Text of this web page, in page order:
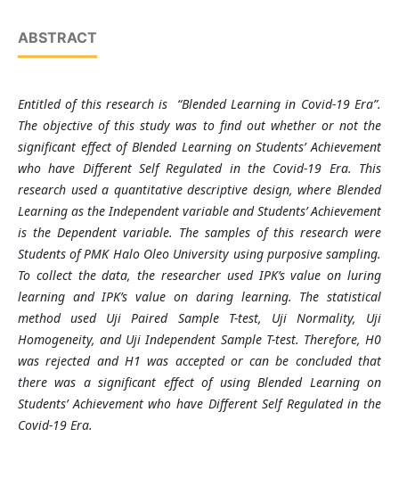
ABSTRACT
Entitled of this research is “Blended Learning in Covid-19 Era”.
The objective of this study was to find out whether or not the
significant effect of Blended Learning on Students’ Achievement
who have Different Self Regulated in the Covid-19 Era. This
research used a quantitative descriptive design, where Blended
Learning as the Independent variable and Students’ Achievement
is the Dependent variable. The samples of this research were
Students of PMK Halo Oleo University using purposive sampling.
To collect the data, the researcher used IPK’s value on luring
learning and IPK’s value on daring learning. The statistical
method used Uji Paired Sample T-test, Uji Normality, Uji
Homogeneity, and Uji Independent Sample T-test. Therefore, H0
was rejected and H1 was accepted or can be concluded that
there was a significant effect of using Blended Learning on
Students’ Achievement who have Different Self Regulated in the
Covid-19 Era.